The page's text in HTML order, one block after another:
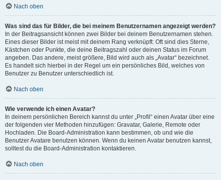
Nach oben
Was sind das für Bilder, die bei meinem Benutzernamen angezeigt werden?
In der Beitragsansicht können zwei Bilder bei deinem Benutzernamen stehen.
Eines dieser Bilder ist meist mit deinem Rang verknüpft: Oft sind dies Sterne,
Kästchen oder Punkte, die deine Beitragszahl oder deinen Status im Forum
angeben. Das andere, meist größere, Bild wird auch als „Avatar“ bezeichnet.
Es handelt sich hierbei in der Regel um ein persönliches Bild, welches von
Benutzer zu Benutzer unterschiedlich ist.
Nach oben
Wie verwende ich einen Avatar?
In deinem persönlichen Bereich kannst du unter „Profil“ einen Avatar über eine
der folgenden vier Methoden hinzufügen: Gravatar, Galerie, Remote oder
Hochladen. Die Board-Administration kann bestimmen, ob und wie die
Benutzer Avatare benutzen können. Wenn du keinen Avatar benutzen kannst,
solltest du die Board-Administration kontaktieren.
Nach oben